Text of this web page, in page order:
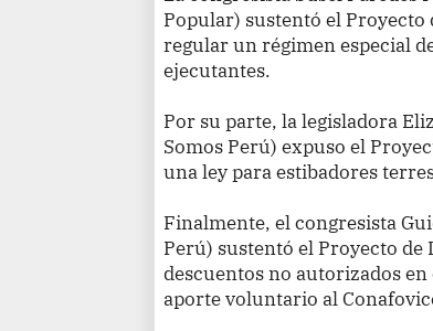
Popular) sustentó el Proyecto
regular un régimen especial
ejecutantes.
Por su parte, la legisladora
Somos Perú) expuso el
una ley para estibadores
Finalmente, el congresista
Perú) sustentó el Proyecto
descuentos no autorizados
aporte voluntario al